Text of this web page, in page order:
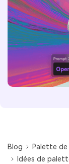
Blog
Palette de
Idées de